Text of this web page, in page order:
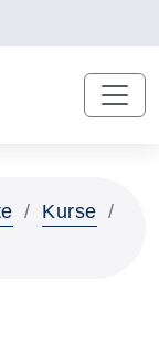
Kurse